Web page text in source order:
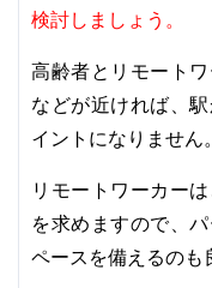
検討しましょう。
高齢者とリモート
などが近ければ、
イントになりません。
リモートワーカー
を求めますので、
ペースを備えるのも